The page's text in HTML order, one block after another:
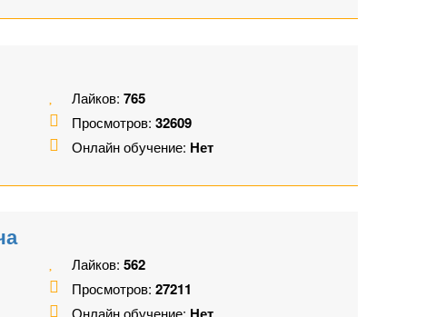
Лайков: 765
Просмотров: 32609
Онлайн обучение: Нет
Лайков: 562
Просмотров: 27211
Онлайн обучение: